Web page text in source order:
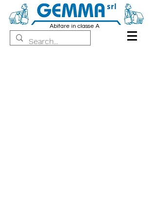
Abitare in classe A